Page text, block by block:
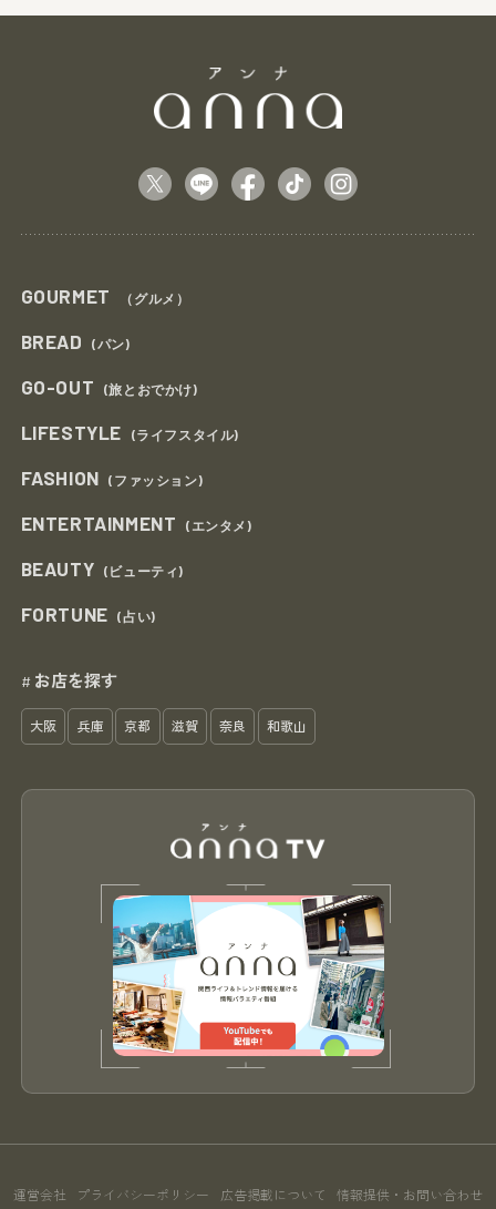
GOURMET （グルメ）
BREAD (パン)
GO-OUT (旅とおでかけ)
LIFESTYLE (ライフスタイル)
FASHION (ファッション)
ENTERTAINMENT (エンタメ)
BEAUTY (ビューティ)
FORTUNE (占い)
# お店を探す
大阪 兵庫 京都 滋賀 奈良 和歌山
運営会社 プライバシーポリシー 広告掲載について 情報提供・お問い合わせ